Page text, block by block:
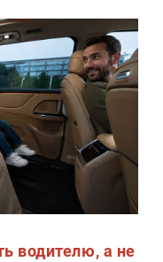
водителю, а не